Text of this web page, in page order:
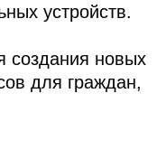
устройств.
создания новых
для граждан,